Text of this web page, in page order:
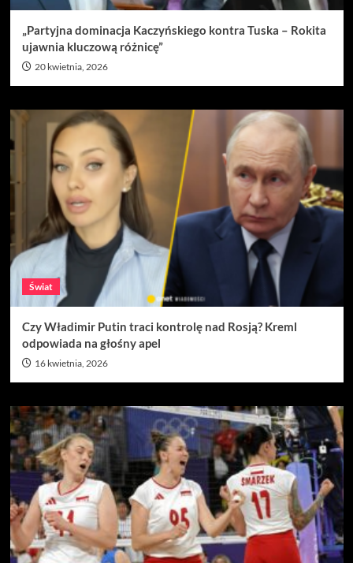
„Partyjna dominacja Kaczyńskiego kontra Tuska – Rokita
ujawnia kluczową różnicę”
20 kwietnia, 2026
Świat
Czy Władimir Putin traci kontrolę nad Rosją? Kreml
odpowiada na głośny apel
16 kwietnia, 2026